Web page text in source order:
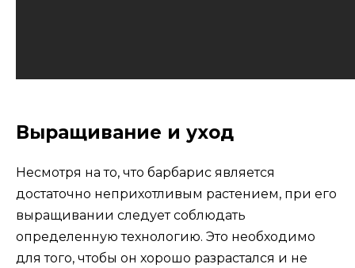
Выращивание и уход
Несмотря на то, что барбарис является
достаточно неприхотливым растением, при его
выращивании следует соблюдать
определенную технологию. Это необходимо
для того, чтобы он хорошо разрастался и не